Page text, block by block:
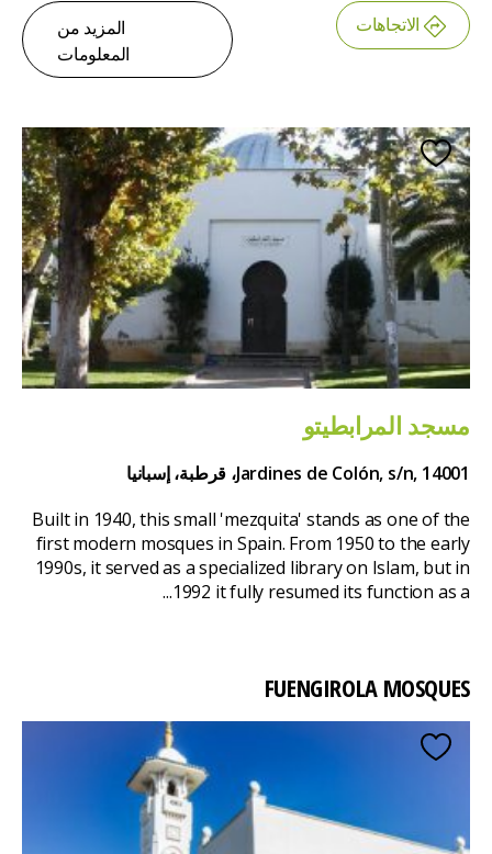
الاتجاهات
المزيد من
المعلومات
مسجد المرابطيتو
Jardines de Colón, s/n, 14001، قرطبة، إسبانيا
Built in 1940, this small 'mezquita' stands as one of the
first modern mosques in Spain. From 1950 to the early
1990s, it served as a specialized library on Islam, but in
1992 it fully resumed its function as a...
FUENGIROLA MOSQUES